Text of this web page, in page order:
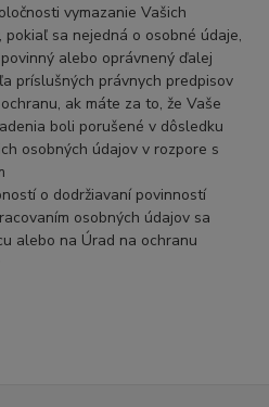
vymazanie Vašich
pokiaľ sa nejedná o osobné údaje,
alebo oprávnený ďalej
príslušných právnych predpisov
ak máte za to, že Vaše
boli porušené v dôsledku
osobných údajov v rozpore s
o dodržiavaní povinností
osobných údajov sa
alebo na Úrad na ochranu